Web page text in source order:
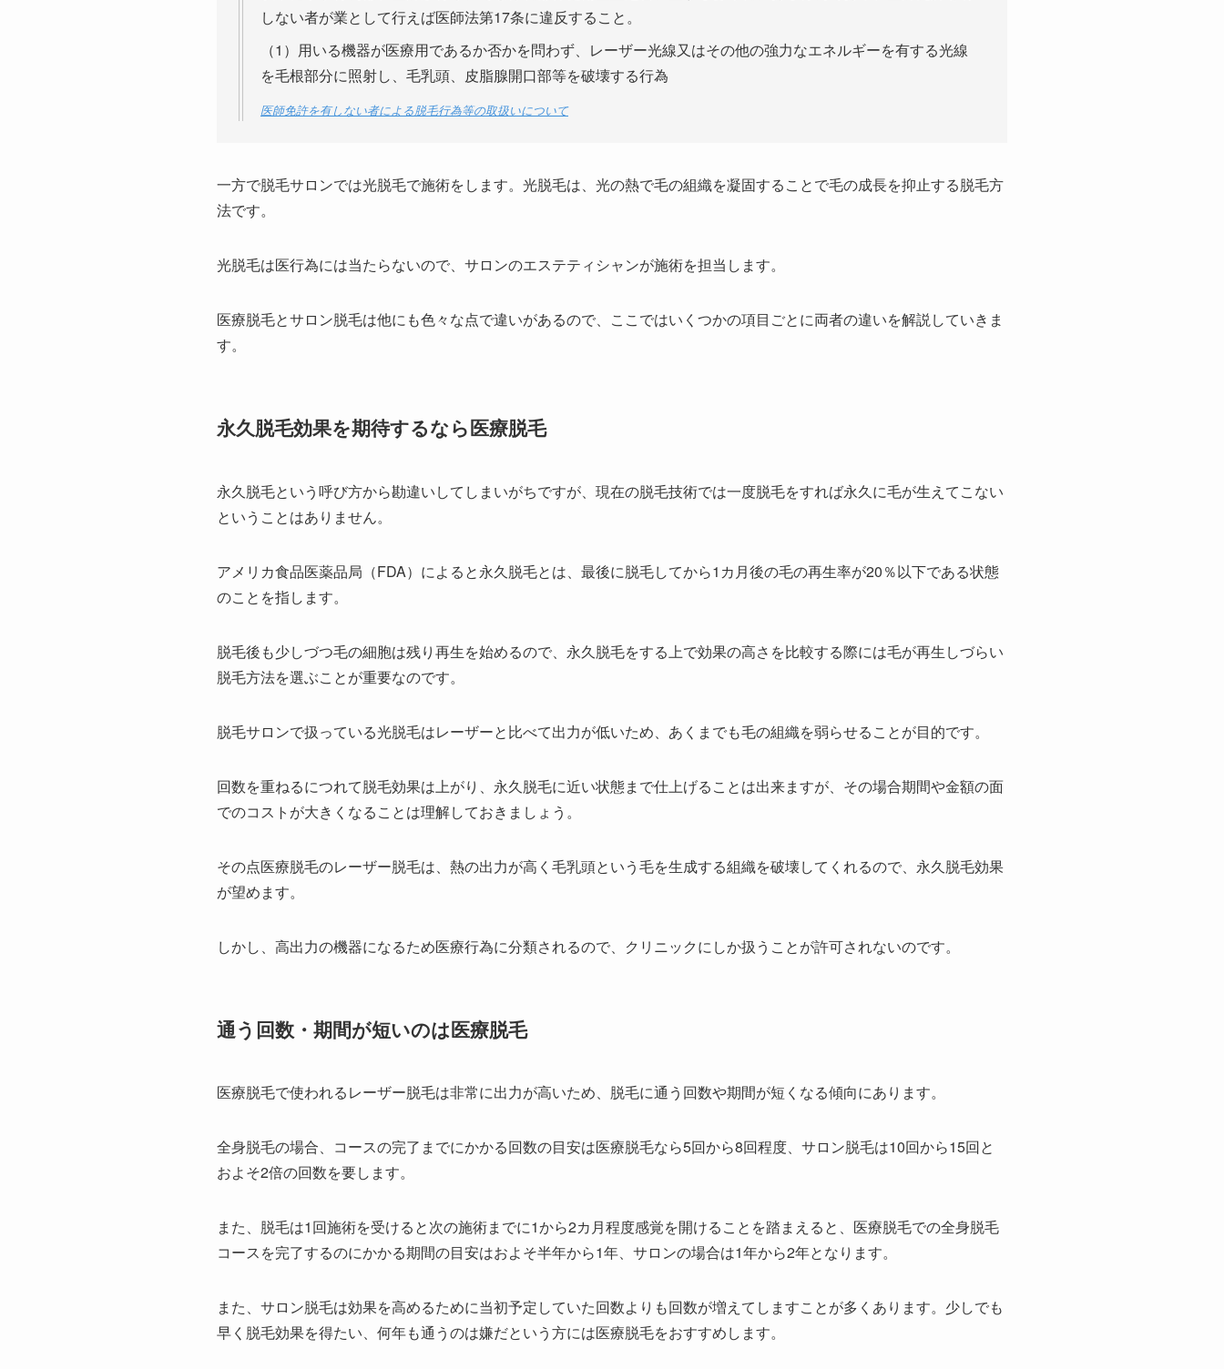
しない者が業として行えば医師法第17条に違反すること。
（1）用いる機器が医療用であるか否かを問わず、レーザー光線又はその他の強力なエネルギーを有する光線
を毛根部分に照射し、毛乳頭、皮脂腺開口部等を破壊する行為
医師免許を有しない者による脱毛行為等の取扱いについて
一方で脱毛サロンでは光脱毛で施術をします。光脱毛は、光の熱で毛の組織を凝固することで毛の成長を抑止する脱毛方
法です。
光脱毛は医行為には当たらないので、サロンのエステティシャンが施術を担当します。
医療脱毛とサロン脱毛は他にも色々な点で違いがあるので、ここではいくつかの項目ごとに両者の違いを解説していきま
す。
永久脱毛効果を期待するなら医療脱毛
永久脱毛という呼び方から勘違いしてしまいがちですが、現在の脱毛技術では一度脱毛をすれば永久に毛が生えてこない
ということはありません。
アメリカ食品医薬品局（FDA）によると永久脱毛とは、最後に脱毛してから1カ月後の毛の再生率が20％以下である状態
のことを指します。
脱毛後も少しづつ毛の細胞は残り再生を始めるので、永久脱毛をする上で効果の高さを比較する際には毛が再生しづらい
脱毛方法を選ぶことが重要なのです。
脱毛サロンで扱っている光脱毛はレーザーと比べて出力が低いため、あくまでも毛の組織を弱らせることが目的です。
回数を重ねるにつれて脱毛効果は上がり、永久脱毛に近い状態まで仕上げることは出来ますが、その場合期間や金額の面
でのコストが大きくなることは理解しておきましょう。
その点医療脱毛のレーザー脱毛は、熱の出力が高く毛乳頭という毛を生成する組織を破壊してくれるので、永久脱毛効果
が望めます。
しかし、高出力の機器になるため医療行為に分類されるので、クリニックにしか扱うことが許可されないのです。
通う回数・期間が短いのは医療脱毛
医療脱毛で使われるレーザー脱毛は非常に出力が高いため、脱毛に通う回数や期間が短くなる傾向にあります。
全身脱毛の場合、コースの完了までにかかる回数の目安は医療脱毛なら5回から8回程度、サロン脱毛は10回から15回と
およそ2倍の回数を要します。
また、脱毛は1回施術を受けると次の施術までに1から2カ月程度感覚を開けることを踏まえると、医療脱毛での全身脱毛
コースを完了するのにかかる期間の目安はおよそ半年から1年、サロンの場合は1年から2年となります。
また、サロン脱毛は効果を高めるために当初予定していた回数よりも回数が増えてしますことが多くあります。少しでも
早く脱毛効果を得たい、何年も通うのは嫌だという方には医療脱毛をおすすめします。